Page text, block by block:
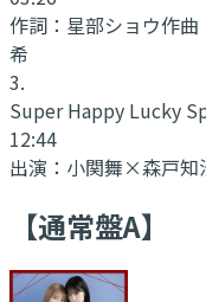
作詞： 星部ショウ作曲
希
3.
Super Happy Lucky
12:44
出演： 小関舞×森戸知
【通常盤A】